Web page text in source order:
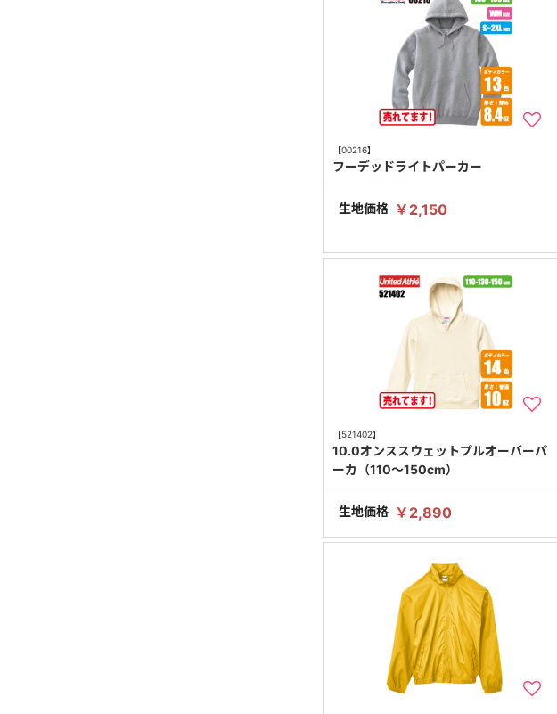
【00216】
フーデッドライトパーカー
生地価格 ￥2,150
【521402】
10.0オンススウェットプルオーバーパ
ーカ（110～150cm）
生地価格 ￥2,890